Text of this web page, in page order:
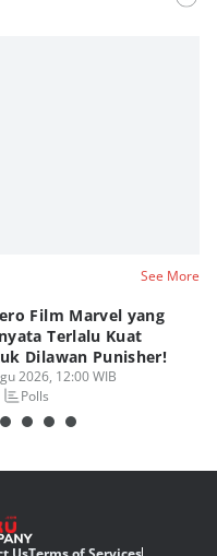
See More
Film Marvel yang
Terlalu Kuat
Dilawan Punisher!
2026, 12:00 WIB
Polls